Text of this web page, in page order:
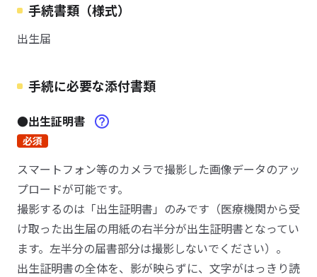
手続書類（様式）
出生届
手続に必要な添付書類
●出生証明書
必須
スマートフォン等のカメラで撮影した画像データのアッ
プロードが可能です。
撮影するのは「出生証明書」のみです（医療機関から受
け取った出生届の用紙の右半分が出生証明書となってい
ます。左半分の届書部分は撮影しないでください）。
出生証明書の全体を、影が映らずに、文字がはっきり読